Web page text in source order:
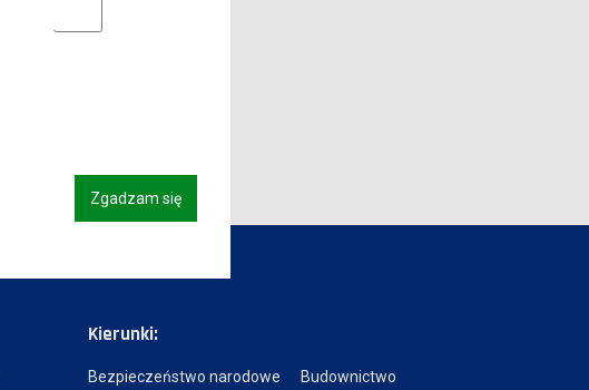
Kierunki:
Bezpieczeństwo narodowe
Budownictwo
Zgadzam się